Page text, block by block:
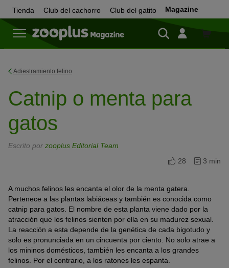
Tienda Club del cachorro Club del gatito Magazine
Tienda
Adiestramiento felino
Catnip o menta para
gatos
Escrito por zooplus Editorial Team
28
3 min
A muchos felinos les encanta el olor de la menta gatera.
Pertenece a las plantas labiáceas y también es conocida como
catnip para gatos. El nombre de esta planta viene dado por la
atracción que los felinos sienten por ella en su madurez sexual.
La reacción a esta depende de la genética de cada bigotudo y
solo es pronunciada en un cincuenta por ciento. No solo atrae a
los mininos domésticos, también les encanta a los grandes
felinos. Por el contrario, a los ratones les espanta.